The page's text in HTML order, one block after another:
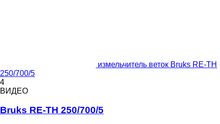
измельчитель веток Bruks RE-TH
250/700/5
4
ВИДЕО
Bruks RE-TH 250/700/5